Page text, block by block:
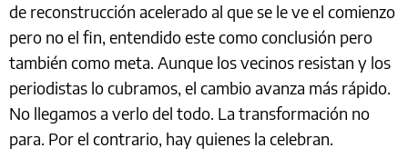
de reconstrucción acelerado al que se le ve el comienzo
pero no el fin, entendido este como conclusión pero
también como meta. Aunque los vecinos resistan y los
periodistas lo cubramos, el cambio avanza más rápido.
No llegamos a verlo del todo. La transformación no
para. Por el contrario, hay quienes la celebran.